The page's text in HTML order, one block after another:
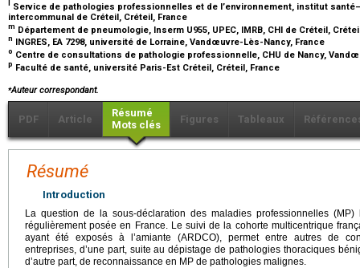
Service de pathologies professionnelles et de l’environnement, institut
intercommunal de Créteil, Créteil, France
m Département de pneumologie, Inserm U955, UPEC, IMRB, CHI de Créteil,
n INGRES, EA 7298, université de Lorraine, Vandœuvre-Lès-Nancy, France
o Centre de consultations de pathologie professionnelle, CHU de Nancy,
p Faculté de santé, université Paris-Est Créteil, Créteil, France
⁎Auteur correspondant.
PDF Article
Résumé
Mots clés
Figures Tableaux
Résumé
Introduction
La question de la sous-déclaration des maladies professionnelles
régulièrement posée en France. Le suivi de la cohorte multicentrique
ayant été exposés à l’amiante (ARDCO), permet entre autres de
entreprises, d’une part, suite au dépistage de pathologies thoraciques
d’autre part, de reconnaissance en MP de pathologies malignes.